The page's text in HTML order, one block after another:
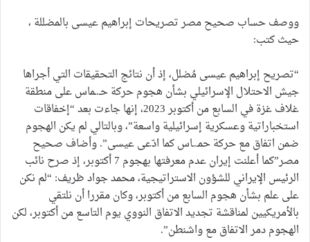
ووصف حساب صحيح مصر تصريحات إبراهيم عيسى بالمضللة ،
حيث كتب:
“تصريح إبراهيم عيسى مُضلل، إذ أن نتائج التحقيقات التي أجراها
جيش الاحتلال الإسرائيلي بشأن هجوم حركة حـ.ـماس على منطقة
غلاف غزة في السابع من أكتوبر 2023، إنها جاءت بعد “إخفاقات
استخباراتية وعسكرية إسرائيلية واسعة”، وبالتالي لم يكن الهجوم
ضمن اتفاق مع حركة حمـ.ـاس كما ادّعى عيسى”. وأضاف صحيح
مصر”كما أعلنت إيران عدم معرفتها بهجوم 7 أكتوبر، إذ صرح نائب
الرئيس الإيراني للشؤون الاستراتيجية، محمد جواد ظريف: “لم نكن
على علم بشأن هجوم السابع من أكتوبر، وكان مقررا أن نلتقي
بالأمريكيين لمناقشة تجديد الاتفاق النووي يوم التاسع من أكتوبر، لكن
الهجوم دمر الاتفاق مع واشنطن”.